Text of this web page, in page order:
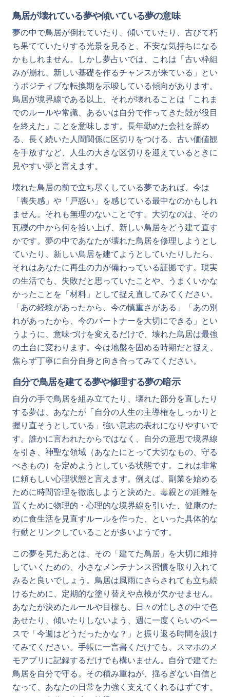
鳥居が壊れている夢や傾いている夢の意味
夢の中で鳥居が倒れていたり、傾いていたり、古びて朽
ち果てていたりする光景を見ると、不安な気持ちになる
かもしれません。しかし夢占いでは、これは「古い枠組
みが崩れ、新しい基礎を作るチャンスが来ている」とい
うポジティブな転換期を示唆している傾向があります。
鳥居が境界線である以上、それが壊れることは「これま
でのルールや常識、あるいは自分で作ってきた殻が役目
を終えた」ことを意味します。長年勤めた会社を辞め
る、長く続いた人間関係に区切りをつける、古い価値観
を手放すなど、人生の大きな区切りを迎えているときに
見やすい夢と言えます。
壊れた鳥居の前で立ち尽くしている夢であれば、今は
「喪失感」や「戸惑い」を感じている最中なのかもしれ
ません。それも無理のないことです。大切なのは、その
瓦礫の中から何を拾い上げ、新しい鳥居をどう建て直す
かです。夢の中であなたが壊れた鳥居を修理しようとし
ていたり、新しい鳥居を建てようとしていたりしたら、
それはあなたに再生の力が備わっている証拠です。現実
の生活でも、失敗だと思っていたことや、うまくいかな
かったことを「材料」として捉え直してみてください。
「あの経験があったから、今の慎重さがある」「あの別
れがあったから、今のパートナーを大切にできる」とい
うように、意味づけを変えるだけで、壊れた鳥居は最強
の土台に変わります。今は地盤を固める時期だと捉え、
焦らず丁寧に自分自身と向き合ってみてください。
自分で鳥居を建てる夢や修理する夢の暗示
自分の手で鳥居を組み立てたり、壊れた部分を直したり
する夢は、あなたが「自分の人生の主導権をしっかりと
握り直そうとしている」強い意志の表れになりやすいで
す。誰かに言われたからではなく、自分の意思で境界線
を引き、神聖な領域（あなたにとって大切なもの、守る
べきもの）を定めようとしている状態です。これは非常
に頼もしい心理状態と言えます。例えば、副業を始める
ために時間管理を徹底しようと決めた、毒親との距離を
置くために物理的・心理的な境界線を引いた、健康のた
めに食生活を見直すルールを作った、といった具体的な
行動とリンクしていることが多いようです。
この夢を見たあとは、その「建てた鳥居」を大切に維持
していくための、小さなメンテナンス習慣を取り入れて
みると良いでしょう。鳥居は風雨にさらされても立ち続
けるために、定期的な塗り替えや点検が欠かせません。
あなたが決めたルールや目標も、日々の忙しさの中で色
あせたり、傾いたりしないよう、週に一度くらいのペー
スで「今週はどうだったかな？」と振り返る時間を設け
てみてください。手帳に一言書くだけでも、スマホのメ
モアプリに記録するだけでも構いません。自分で建てた
鳥居を自分で守る。その積み重ねが、揺るぎない自信と
なって、あなたの日常を力強く支えてくれるはずです。